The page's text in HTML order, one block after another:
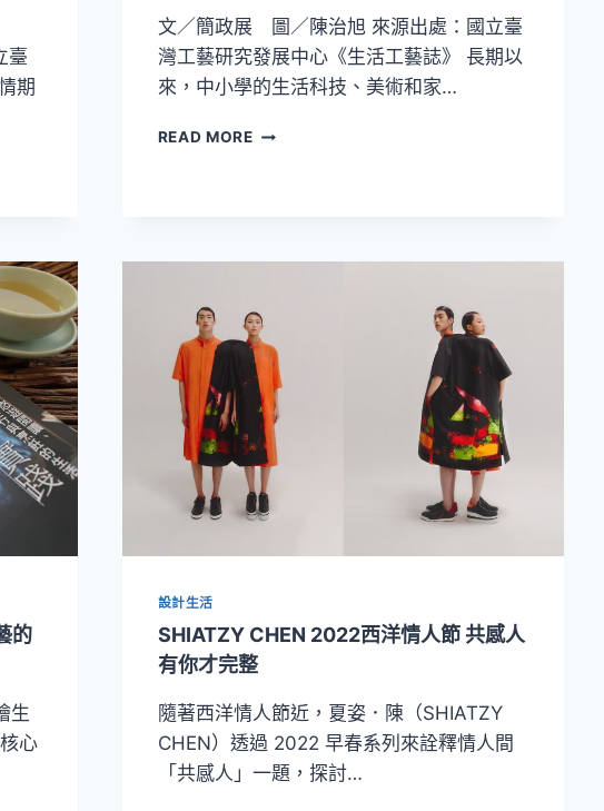
散
策》
日
臺
期
文／簡政展 圖／陳治旭 來源出處：國立臺
灣工藝研究發展中心《生活工藝誌》 長期以
來，中小學的生活科技、美術和家…
READ MORE小
見
日
用
之
美
的
生
心
設計生活
SHIATZY CHEN 2022西洋情人節 共感人
有你才完整
隨著西洋情人節近，夏姿．陳（SHIATZY
CHEN）透過 2022 早春系列來詮釋情人間
「共感人」一題，探討…